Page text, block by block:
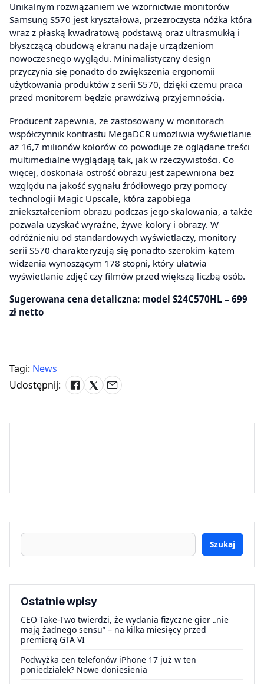
Unikalnym rozwiązaniem we wzornictwie monitorów
Samsung S570 jest kryształowa, przezroczysta nóżka która
wraz z płaską kwadratową podstawą oraz ultrasmukłą i
błyszczącą obudową ekranu nadaje urządzeniom
nowoczesnego wyglądu. Minimalistyczny design
przyczynia się ponadto do zwiększenia ergonomii
użytkowania produktów z serii S570, dzięki czemu praca
przed monitorem będzie prawdziwą przyjemnością.
Producent zapewnia, że zastosowany w monitorach
współczynnik kontrastu MegaDCR umożliwia wyświetlanie
aż 16,7 milionów kolorów co powoduje że oglądane treści
multimedialne wyglądają tak, jak w rzeczywistości. Co
więcej, doskonała ostrość obrazu jest zapewniona bez
względu na jakość sygnału źródłowego przy pomocy
technologii Magic Upscale, która zapobiega
zniekształceniom obrazu podczas jego skalowania, a także
pozwala uzyskać wyraźne, żywe kolory i obrazy. W
odróżnieniu od standardowych wyświetlaczy, monitory
serii S570 charakteryzują się ponadto szerokim kątem
widzenia wynoszącym 178 stopni, który ułatwia
wyświetlanie zdjęć czy filmów przed większą liczbą osób.
Sugerowana cena detaliczna: model S24C570HL – 699
zł netto
Tagi: News
Udostępnij:
Szukaj
Ostatnie wpisy
CEO Take-Two twierdzi, że wydania fizyczne gier „nie
mają żadnego sensu” – na kilka miesięcy przed
premierą GTA VI
Podwyżka cen telefonów iPhone 17 już w ten
poniedziałek? Nowe doniesienia